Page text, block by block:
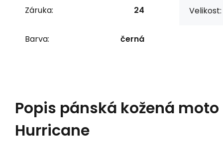
Záruka: 24
Barva: černá
Velikost:
Popis pánská kožená
Hurricane